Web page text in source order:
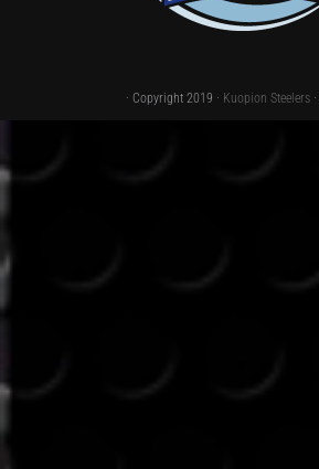
· Copyright 2019 · Kuopion Steelers ·